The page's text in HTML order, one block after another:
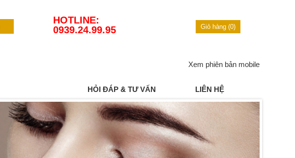
HOTLINE:
0939.24.99.95
Giỏ hàng (0)
Xem phiên bản mobile
HỎI ĐÁP & TƯ VẤN LIÊN HỆ